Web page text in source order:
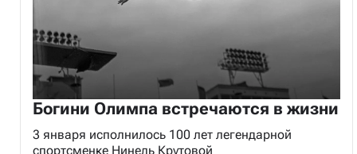
Богини Олимпа встречаются в жизни
3 января исполнилось 100 лет легендарной
спортсменке Нинель Крутовой